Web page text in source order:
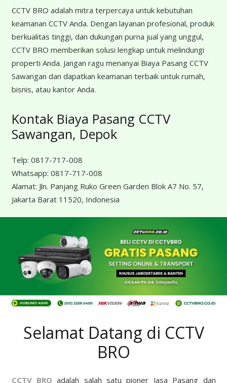
CCTV BRO adalah mitra terpercaya untuk kebutuhan
keamanan CCTV Anda. Dengan layanan profesional, produk
berkualitas tinggi, dan dukungan purna jual yang unggul,
CCTV BRO memberikan solusi lengkap untuk melindungi
properti Anda. Jangan ragu menanyai Biaya Pasang CCTV
Sawangan dan dapatkan keamanan terbaik untuk rumah,
bisnis, atau kantor Anda.
Kontak Biaya Pasang CCTV
Sawangan, Depok
Telp: 0817-717-008
Whatsapp: 0817-717-008
Alamat: Jln. Panjang Ruko Green Garden Blok A7 No. 57,
Jakarta Barat 11520, Indonesia
Selamat Datang di CCTV
BRO
CCTV BRO adalah salah satu pioner Jasa Pasang dan